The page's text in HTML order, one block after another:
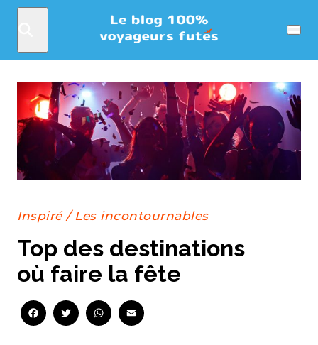
Menu
Inspiré/ Les incontournables
Top des destinations
où faire la fête
FacebookTwitterWhatsApp